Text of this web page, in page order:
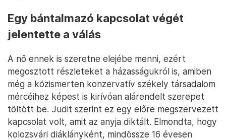
Egy bántalmazó kapcsolat végét
jelentette a válás
A nő ennek is szeretne elejébe menni, ezért
megosztott részleteket a házasságukról is, amiben
még a közismerten konzervatív székely társadalom
mércéihez képest is kirívóan alárendelt szerepet
töltött be. Judit szerint ez egy előre megszervezett
kapcsolat volt, amit az anyja diktált. Elmondta, hogy
kolozsvári diáklányként, mindössze 16 évesen